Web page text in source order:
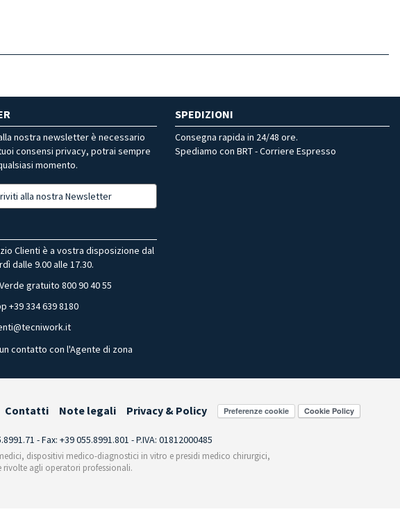
nostra newsletter è necessario
consensi privacy, potrai sempre
momento.
alla nostra Newsletter
SPEDIZIONI
Consegna rapida in 24/48 ore.
Spediamo con BRT - Corriere Espresso
Clienti è a vostra disposizione dal
dalle 9.00 alle 17.30.
gratuito 800 90 40 55
+39 334 639 8180
contatto con l'Agente di zona
Contatti Note legali Privacy & Policy Preferenze cookie
- Fax: +39 055.8991.801 - P.IVA: 01812000485
dispositivi medico-diagnostici in vitro e presidi medico chirurgici,
rivolte agli operatori professionali.